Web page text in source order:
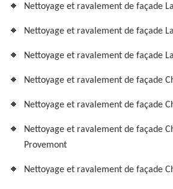
Nettoyage et ravalement de façade
Nettoyage et ravalement de façade
Nettoyage et ravalement de façade
Nettoyage et ravalement de façade
Nettoyage et ravalement de façade
Nettoyage et ravalement de façade
Provemont
Nettoyage et ravalement de façade